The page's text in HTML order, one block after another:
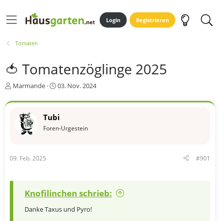
Login Registrieren
Tomaten
🍅 Tomatenzöglinge 2025
E
s
r
Marmande
E
s
e
l
03. Nov. 2024
Tubi
Foren-Urgestein
09. Feb. 2025 #901
Knofilinchen schrieb:
Danke Taxus und Pyro!